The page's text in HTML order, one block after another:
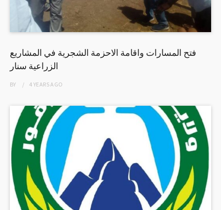
فتح المسارات واقامة الاحزمة الشجرية في المشاريع
الزراعية سنار
BY 4 YEARSAGO